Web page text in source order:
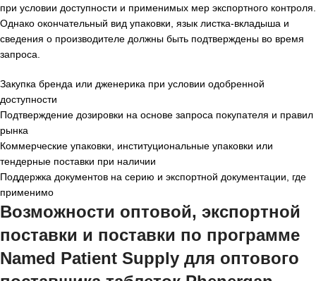
при условии доступности и применимых мер экспортного контроля.
Однако окончательный вид упаковки, язык листка-вкладыша и
сведения о производителе должны быть подтверждены во время
запроса.
Закупка бренда или дженерика при условии одобренной
доступности
Подтверждение дозировки на основе запроса покупателя и правил
рынка
Коммерческие упаковки, институциональные упаковки или
тендерные поставки при наличии
Поддержка документов на серию и экспортной документации, где
применимо
Возможности оптовой, экспортной
поставки и поставки по программе
Named Patient Supply для оптового